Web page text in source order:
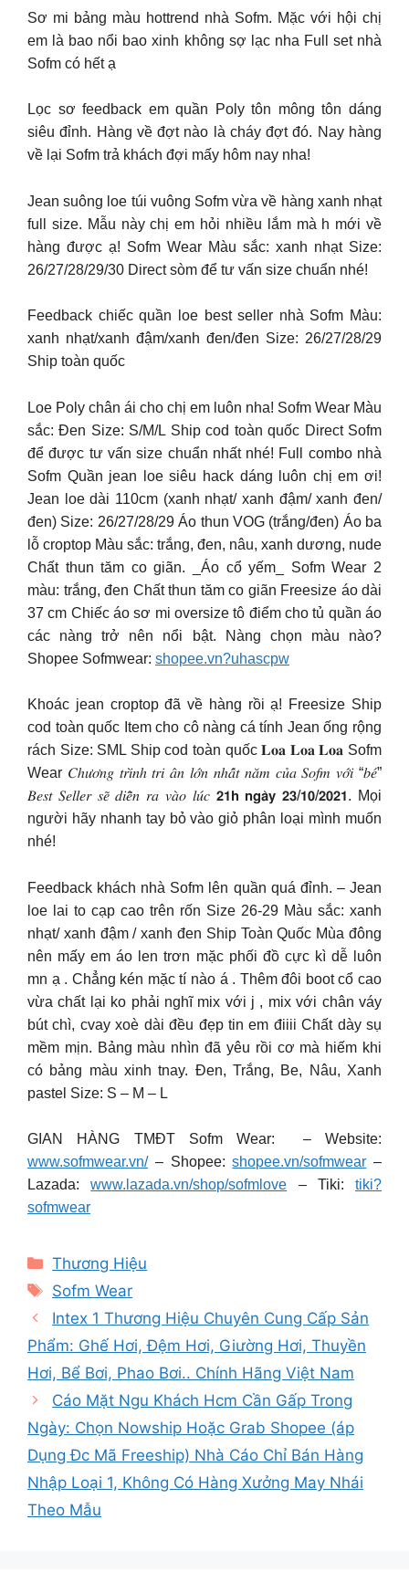
Sơ mi bảng màu hottrend nhà Sofm. Mặc với hội chị
em là bao nổi bao xinh không sợ lạc nha Full set nhà
Sofm có hết ạ
Lọc sơ feedback em quần Poly tôn mông tôn dáng
siêu đỉnh. Hàng về đợt nào là cháy đợt đó. Nay hàng
về lại Sofm trả khách đợi mấy hôm nay nha!
Jean suông loe túi vuông Sofm vừa về hàng xanh nhạt
full size. Mẫu này chị em hỏi nhiều lắm mà h mới về
hàng được ạ! Sofm Wear Màu sắc: xanh nhạt Size:
26/27/28/29/30 Direct sòm để tư vấn size chuẩn nhé!
Feedback chiếc quần loe best seller nhà Sofm Màu:
xanh nhạt/xanh đậm/xanh đen/đen Size: 26/27/28/29
Ship toàn quốc
Loe Poly chân ái cho chị em luôn nha! Sofm Wear Màu
sắc: Đen Size: S/M/L Ship cod toàn quốc Direct Sofm
để được tư vấn size chuẩn nhất nhé! Full combo nhà
Sofm Quần jean loe siêu hack dáng luôn chị em ơi!
Jean loe dài 110cm (xanh nhạt/ xanh đậm/ xanh đen/
đen) Size: 26/27/28/29 Áo thun VOG (trắng/đen) Áo ba
lỗ croptop Màu sắc: trắng, đen, nâu, xanh dương, nude
Chất thun tăm co giãn. _Áo cổ yếm_ Sofm Wear 2
màu: trắng, đen Chất thun tăm co giãn Freesize áo dài
37 cm Chiếc áo sơ mi oversize tô điểm cho tủ quần áo
các nàng trở nên nổi bật. Nàng chọn màu nào?
Shopee Sofmwear: shopee.vn?uhascpw
Khoác jean croptop đã về hàng rồi ạ! Freesize Ship
cod toàn quốc Item cho cô nàng cá tính Jean ống rộng
rách Size: SML Ship cod toàn quốc 𝐋𝐨𝐚 𝐋𝐨𝐚 𝐋𝐨𝐚 Sofm
Wear 𝐶ℎ𝑢̛𝑜̛𝑛𝑔 𝑡𝑟𝑖̀𝑛ℎ 𝑡𝑟𝑖 𝑎̂𝑛 𝑙𝑜̛́𝑛 𝑛ℎ𝑎̂́𝑡 𝑛𝑎̆𝑚 𝑐𝑢̉𝑎 𝑆𝑜𝑓𝑚 𝑣𝑜̛́𝑖 “𝑏𝑒́”
𝐵𝑒𝑠𝑡 𝑆𝑒𝑙𝑙𝑒𝑟 𝑠𝑒̃ 𝑑𝑖𝑒̂̃𝑛 𝑟𝑎 𝑣𝑎̀𝑜 𝑙𝑢́𝑐 𝟮𝟭𝗵 𝗻𝗴𝗮̀𝘆 𝟮𝟯/𝟭𝟬/𝟮𝟬𝟮𝟭. Mọi
người hãy nhanh tay bỏ vào giỏ phân loại mình muốn
nhé!
Feedback khách nhà Sofm lên quần quá đỉnh. – Jean
loe lai to cạp cao trên rốn Size 26-29 Màu sắc: xanh
nhạt/ xanh đậm / xanh đen Ship Toàn Quốc Mùa đông
nên mấy em áo len trơn mặc phối đồ cực kì dễ luôn
mn ạ . Chẳng kén mặc tí nào á . Thêm đôi boot cổ cao
vừa chất lại ko phải nghĩ mix với j , mix với chân váy
bút chì, cvay xoè dài đều đẹp tin em điiii Chất dày sụ
mềm mịn. Bảng màu nhìn đã yêu rồi cơ mà hiếm khi
có bảng màu xinh tnay. Đen, Trắng, Be, Nâu, Xanh
pastel Size: S – M – L
GIAN HÀNG TMĐT Sofm Wear: – Website:
www.sofmwear.vn/– Shopee:shopee.vn/sofmwear –
Lazada:www.lazada.vn/shop/sofmlove – Tiki: tiki?
sofmwear
Categories
Thương Hiệu
Tags
Sofm Wear
Intex 1 Thương Hiệu Chuyên Cung Cấp Sản
Phẩm: Ghế Hơi, Đệm Hơi, Giường Hơi, Thuyền
Hơi, Bể Bơi, Phao Bơi.. Chính Hãng Việt Nam
Cáo Mặt Ngu Khách Hcm Cần Gấp Trong
Ngày: Chọn Nowship Hoặc Grab Shopee (áp
Dụng Đc Mã Freeship) Nhà Cáo Chỉ Bán Hàng
Nhập Loại 1, Không Có Hàng Xưởng May Nhái
Theo Mẫu